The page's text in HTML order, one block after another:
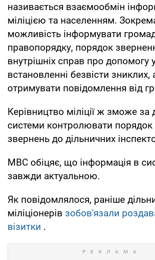
називається взаємообмін
міліцією та населенням.
можливість інформувати
правопорядку, порядок
внутрішніх справ про допомогу
встановленні безвісти зниклих,
отримувати повідомлення від
Керівництво міліції ж зможе
системи контролювати порядок
звернень до дільничних
МВС обіцяє, що інформація в
завжди актуальною.
Як повідомлялося, раніше
міліціонерів зобов'язали
візитки .